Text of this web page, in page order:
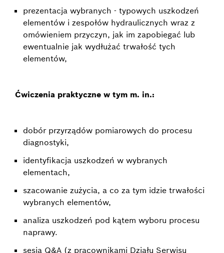
prezentacja wybranych - typowych uszkodzeń
elementów i zespołów hydraulicznych wraz z
omówieniem przyczyn, jak im zapobiegać lub
ewentualnie jak wydłużać trwałość tych
elementów,
Ćwiczenia praktyczne w tym m. in.:
dobór przyrządów pomiarowych do procesu
diagnostyki,
identyfikacja uszkodzeń w wybranych
elementach,
szacowanie zużycia, a co za tym idzie trwałości
wybranych elementów,
analiza uszkodzeń pod kątem wyboru procesu
naprawy.
sesja Q&A (z pracownikami Działu Serwisu